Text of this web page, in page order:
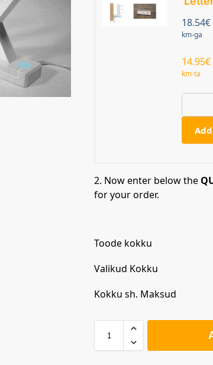
18.54€
km-ga
14.95€
km-ta
Add
2. Now enter below the
for your order.
Toode kokku
Valikud Kokku
Kokku sh. Maksud